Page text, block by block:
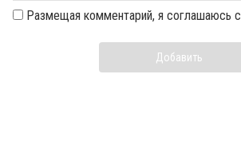
Размещая комментарий, я соглашаюсь с
Добавить